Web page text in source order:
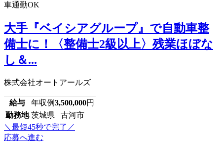
車通勤OK
大手『ベイシアグループ』で自動車整
備士に！〈整備士2級以上〉残業ほぼな
し＆...
株式会社オートアールズ
給与 年収例3,500,000円
勤務地 茨城県 古河市
＼最短45秒で完了／
応募へ進む